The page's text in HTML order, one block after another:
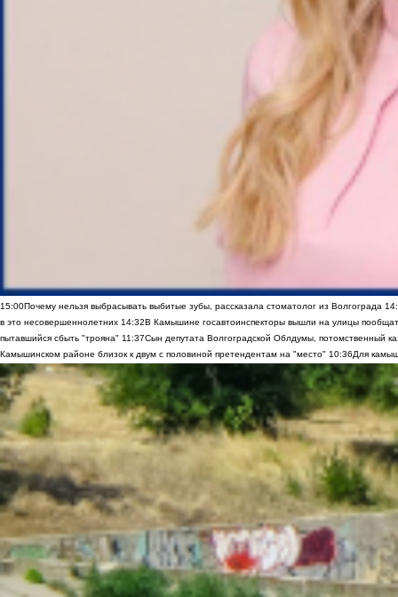
15:00Почему нельзя выбрасывать выбитые зубы, рассказала стоматолог из Волгограда
в это несовершеннолетних 14:32В Камышине госавтоинспекторы вышли на улицы
пытавшийся сбыть "трояна" 11:37Сын депутата Волгоградской Облдумы, потомственный
Камышинском районе близок к двум с половиной претендентам на "место" 10:36Для